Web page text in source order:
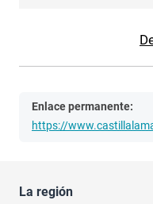
Enlace permanente:
https://
La región